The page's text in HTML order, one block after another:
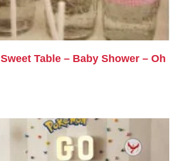
Table – Baby Shower – Oh